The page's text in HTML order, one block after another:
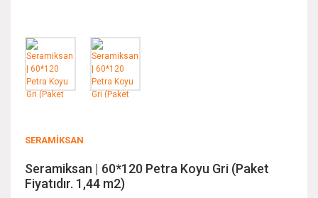
SERAMİKSAN
Seramiksan | 60*120 Petra Koyu Gri (Paket
Fiyatıdır. 1,44 m2)